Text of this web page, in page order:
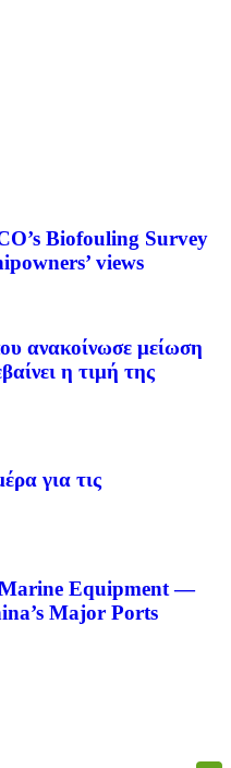
Biofouling Survey
views
ανακοίνωσε μείωση
η τιμή της
για τις
Equipment —
Major Ports